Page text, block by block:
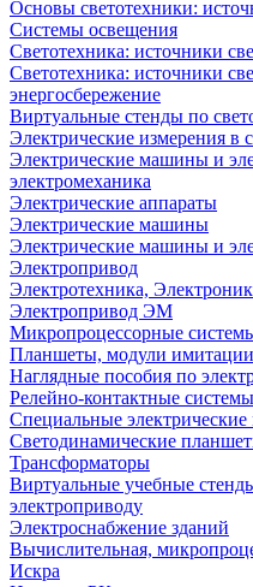
Основы светотехники:
Системы освещения
Светотехника: источники
Светотехника: источники
энергосбережение
Виртуальные стенды по
Электрические измерения в
Электрические машины и
электромеханика
Электрические аппараты
Электрические машины
Электрические машины и
Электропривод
Электротехника,
Электропривод ЭМ
Микропроцессорные
Планшеты, модули
Наглядные пособия по
Релейно-контактные
Специальные
Светодинамические
Трансформаторы
Виртуальные учебные
электроприводу
Электроснабжение зданий
Вычислительная,
Искра